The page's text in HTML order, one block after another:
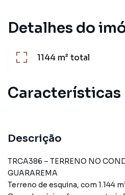
Detalhes do
1144 m²total
Descrição
TRCA386 – TERRENO NO
GUARAREMA
Terreno de esquina, com 1.144